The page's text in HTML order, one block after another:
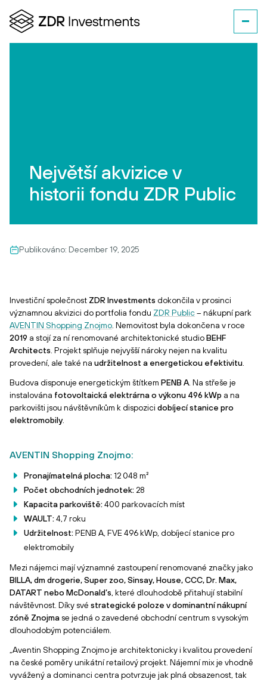
Největší akvizice v
historii fondu ZDR Public
Publikováno: December 19, 2025
Investiční společnost ZDR Investments dokončila v prosinci
významnou akvizici do portfolia fondu ZDR Public – nákupní park
AVENTIN Shopping Znojmo . Nemovitost byla dokončena v roce
2019 a stojí za ní renomované architektonické studioBEHF
Architects . Projekt splňuje nejvyšší nároky nejen na kvalitu
provedení, ale také na udržitelnost a energetickou efektivitu
Budova disponuje energetickým štítkem PENB A . Na střeše je
instalována fotovoltaická elektrárna o výkonu 496 kWp a na
parkovišti jsou návštěvníkům k dispozici dobíjecí stanice pro
elektromobily.
AVENTIN Shopping Znojmo:
Pronajímatelná plocha:12 048 m²
Počet obchodních jednotek: 28
Kapacita parkoviště:400 parkovacích míst
WAULT:4,7 roku
Udržitelnost:PENB A, FVE 496 kWp, dobíjecí stanice pro
elektromobily
Mezi nájemci mají významné zastoupení renomované značky jako
BILLA, dm drogerie, Super zoo, Sinsay, House, CCC, Dr. Max,
DATART nebo McDonald’s, které dlouhodobě přitahují stabilní
návštěvnost. Díky své strategické poloze v dominantní nákupní
zóně Znojma se jedná o zavedené obchodní centrum s vysokým
dlouhodobým potenciálem.
„Aventin Shopping Znojmo je architektonicky i kvalitou provedení
na české poměry unikátní retailový projekt. Nájemní mix je vhodně
vyvážený a dominanci centra potvrzuje jak plná obsazenost, tak